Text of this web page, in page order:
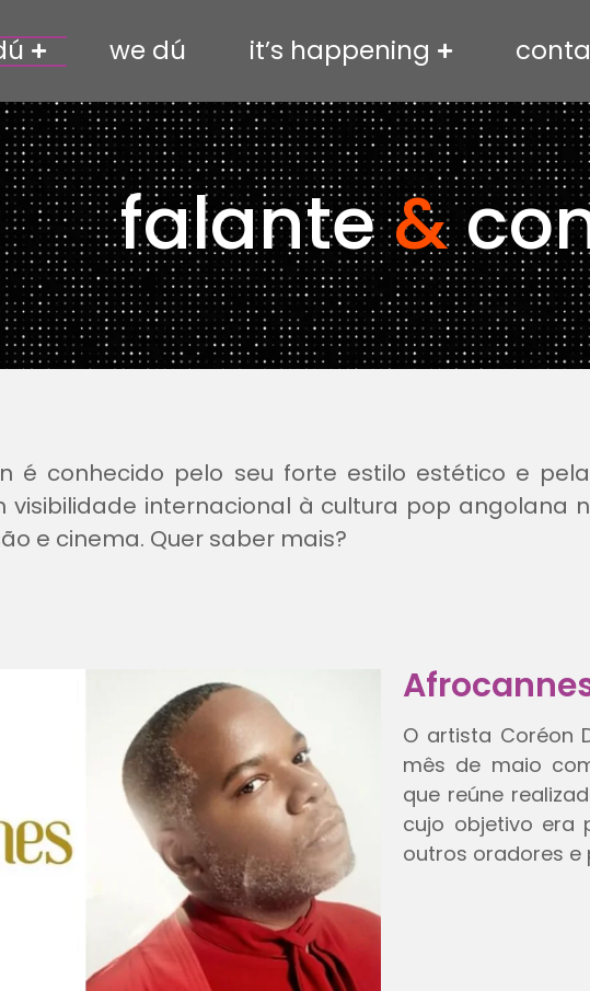
we dú it’s happening
falante&
é conhecido pelo seu forte estilo estético e
visibilidade internacional à cultura pop angolana
e cinema. Quer saber mais?
O artista Coréon
mês de maio
que reúne
cujo objetivo era
outros oradores e